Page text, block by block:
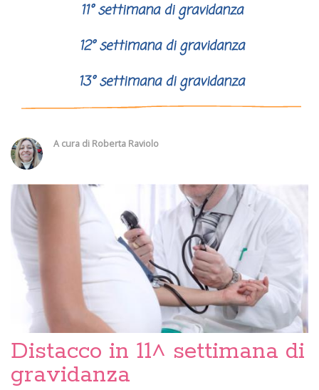
11° settimana di gravidanza
12° settimana di gravidanza
13° settimana di gravidanza
A cura di Roberta Raviolo
Distacco in 11^ settimana di
gravidanza